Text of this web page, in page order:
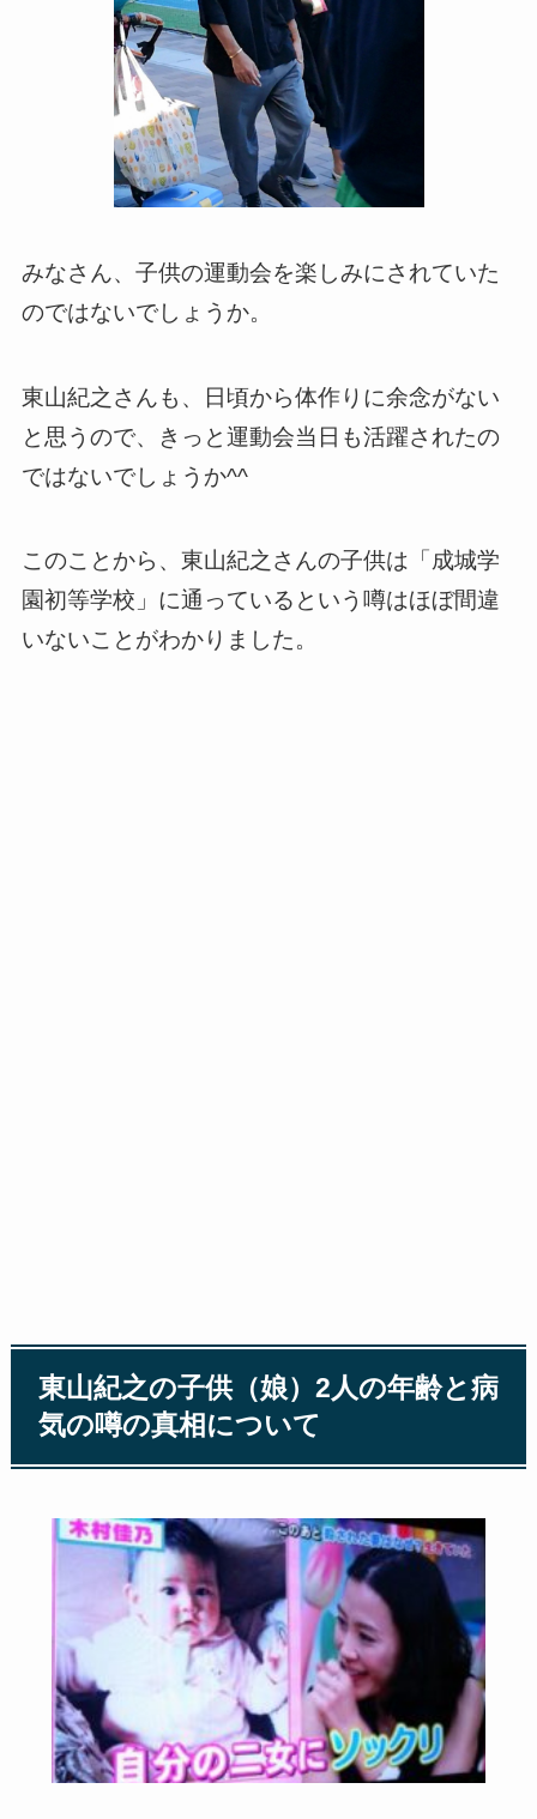
みなさん、子供の運動会を楽しみにされていた
のではないでしょうか。
東山紀之さんも、日頃から体作りに余念がない
と思うので、きっと運動会当日も活躍されたの
ではないでしょうか^^
このことから、東山紀之さんの子供は「成城学
園初等学校」に通っているという噂はほぼ間違
いないことがわかりました。
東山紀之の子供（娘）2人の年齢と病
気の噂の真相について